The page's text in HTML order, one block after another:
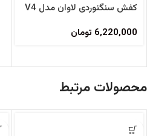
کفش سنگنوردی لاوان مدل V4
6,220,000 تومان
محصولات مرتبط